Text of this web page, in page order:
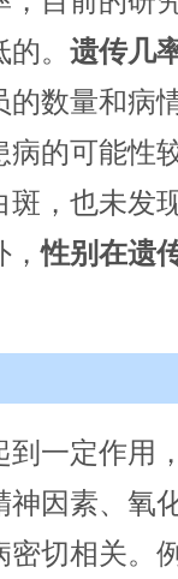
。 遗传几
的数量和病
的可能性
，也未发
，性别在遗
一定作用
因素、氧
切相关。